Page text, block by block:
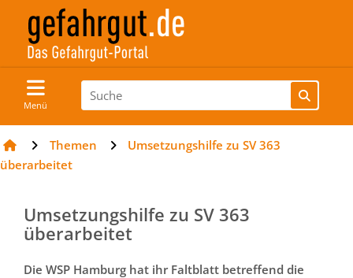
Menü
Themen
Umsetzungshilfe zu SV 363
überarbeitet
Umsetzungshilfe zu SV 363
überarbeitet
Die WSP Hamburg hat ihr Faltblatt betreffend die